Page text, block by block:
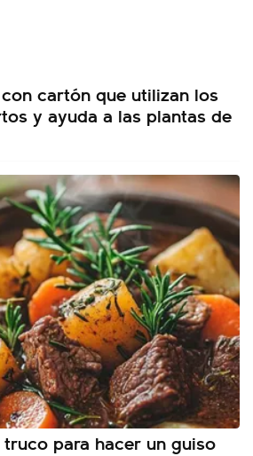
cartón que utilizan los
y ayuda a las plantas de
para hacer un guiso